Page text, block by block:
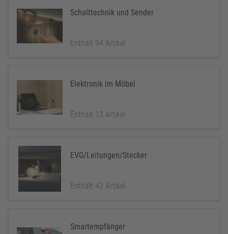
Schalttechnik und Sender
Enthält 94 Artikel
Elektronik im Möbel
Enthält 13 Artikel
EVG/Leitungen/Stecker
Enthält 43 Artikel
Smartempfänger